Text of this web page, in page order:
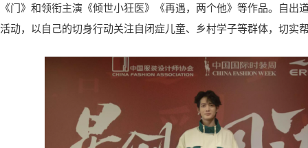
《门》和领衔主演《倾世小狂医》《再遇，两个他》等作品。自出
活动，以自己的切身行动关注自闭症儿童、乡村学子等群体，切实